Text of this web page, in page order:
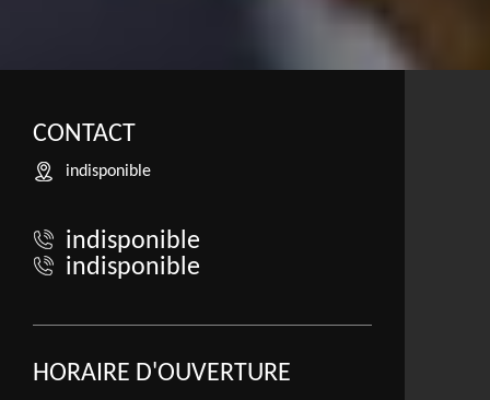
CONTACT
indisponible
indisponible
indisponible
HORAIRE D'OUVERTURE